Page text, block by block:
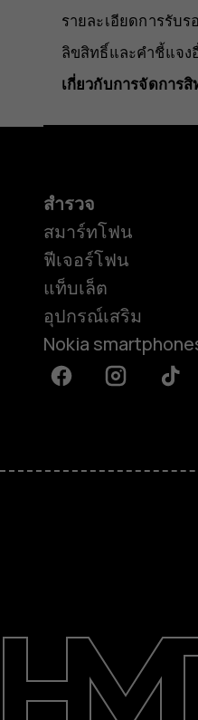
การสนับสนุน
Thailand
รายละเอียดการรับร
ลิขสิทธิ์และคำชี้แจง
เกี่ยวกับการจัดการ
สำรวจ
สมาร์ทโฟน
ฟีเจอร์โฟน
แท็บเล็ต
อุปกรณ์เสริม
Nokia
FacebookInstagram